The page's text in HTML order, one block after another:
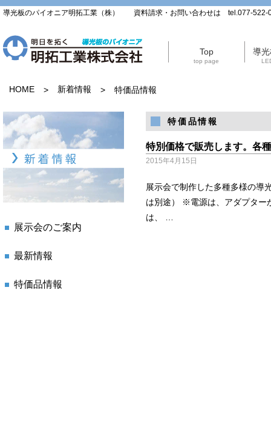
導光板のパイオニア明拓工業（株） 資料請求・お問い合わせは tel.077-522-
Top
top page
導
HOME > 新着情報 > 特価品情報
特価品情報
特別価格で販売します。各
2015年4月15日
展示会で制作した多種多様の導
は別途） ※電源は、アダプター
は、 …
展示会のご案内
最新情報
特価品情報